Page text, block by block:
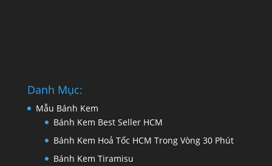
Danh Mục:
Mẫu Bánh Kem
Bánh Kem Best Seller HCM
Bánh Kem Hoả Tốc HCM Trong Vòng 30 Phút
Bánh Kem Tiramisu